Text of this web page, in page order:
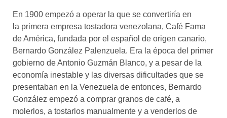
En 1900 empezó a operar la que se convertiría en
la primera empresa tostadora venezolana, Café Fama
de América, fundada por el español de origen canario,
Bernardo González Palenzuela. Era la época del primer
gobierno de Antonio Guzmán Blanco, y a pesar de la
economía inestable y las diversas dificultades que se
presentaban en la Venezuela de entonces, Bernardo
González empezó a comprar granos de café, a
molerlos, a tostarlos manualmente y a venderlos de